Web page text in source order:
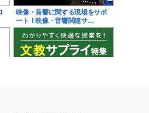
映像・音響に関する現場をサポ
ート！映像・音響関連サ…